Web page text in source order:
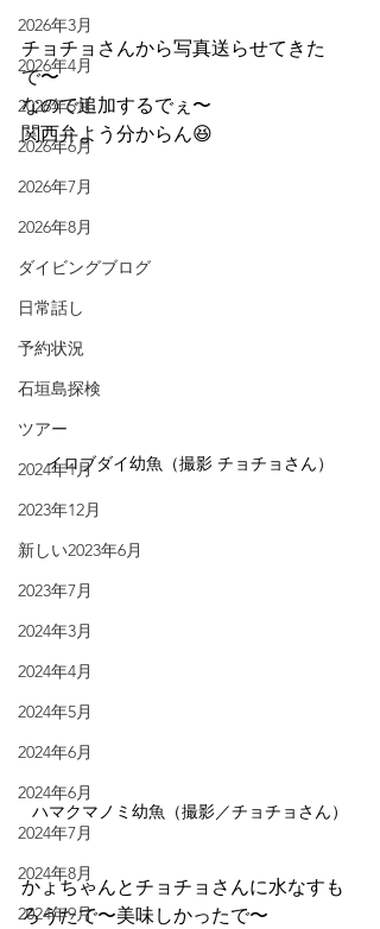
2026年3月
2026年4月
2026年5月
2026年6月
2026年7月
2026年8月
ダイビングブログ
日常話し
予約状況
石垣島探検
ツアー
2024年1月
2023年12月
新しい2023年6月
2023年7月
2024年3月
2024年4月
2024年5月
2024年6月
2024年6月
2024年7月
2024年8月
2024年9月
チョチョさんから写真送らせてきた
で〜
なので追加するでぇ〜
関西弁よう分からん😆
イロブダイ幼魚（撮影 チョチョさん）
ハマクマノミ幼魚（撮影／チョチョさん）
かょちゃんとチョチョさんに水なすも
ろうたで〜美味しかったで〜